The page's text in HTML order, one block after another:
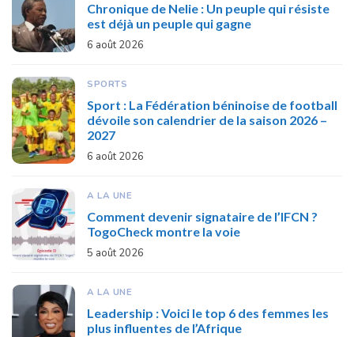
Chronique de Nelie : Un peuple qui résiste
est déjà un peuple qui gagne
6 août 2026
SPORTS
Sport : La Fédération béninoise de football
dévoile son calendrier de la saison 2026 –
2027
6 août 2026
A LA UNE
Comment devenir signataire de l’IFCN ?
TogoCheck montre la voie
5 août 2026
A LA UNE
Leadership : Voici le top 6 des femmes les
plus influentes de l’Afrique